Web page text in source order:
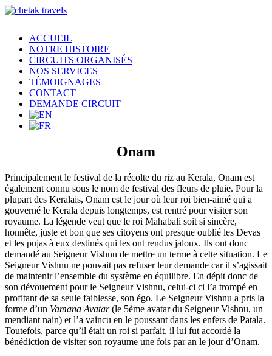
ACCUEIL
NOTRE HISTOIRE
CIRCUITS ORGANISÉS
NOS SERVICES
TÉMOIGNAGES
CONTACT
DEMANDE CIRCUIT
Onam
Principalement le festival de la récolte du riz au Kerala, Onam est
également connu sous le nom de festival des fleurs de pluie. Pour la
plupart des Keralais, Onam est le jour où leur roi bien-aimé qui a
gouverné le Kerala depuis longtemps, est rentré pour visiter son
royaume. La légende veut que le roi Mahabali soit si sincère,
honnête, juste et bon que ses citoyens ont presque oublié les Devas
et les pujas à eux destinés qui les ont rendus jaloux. Ils ont donc
demandé au Seigneur Vishnu de mettre un terme à cette situation. Le
Seigneur Vishnu ne pouvait pas refuser leur demande car il s’agissait
de maintenir l’ensemble du système en équilibre. En dépit donc de
son dévouement pour le Seigneur Vishnu, celui-ci ci l’a trompé en
profitant de sa seule faiblesse, son égo. Le Seigneur Vishnu a pris la
forme d’un Vamana Avatar(le 5ème avatar du Seigneur Vishnu, un
mendiant nain) et l’a vaincu en le poussant dans les enfers de Patala.
Toutefois, parce qu’il était un roi si parfait, il lui fut accordé la
bénédiction de visiter son royaume une fois par an le jour d’Onam.